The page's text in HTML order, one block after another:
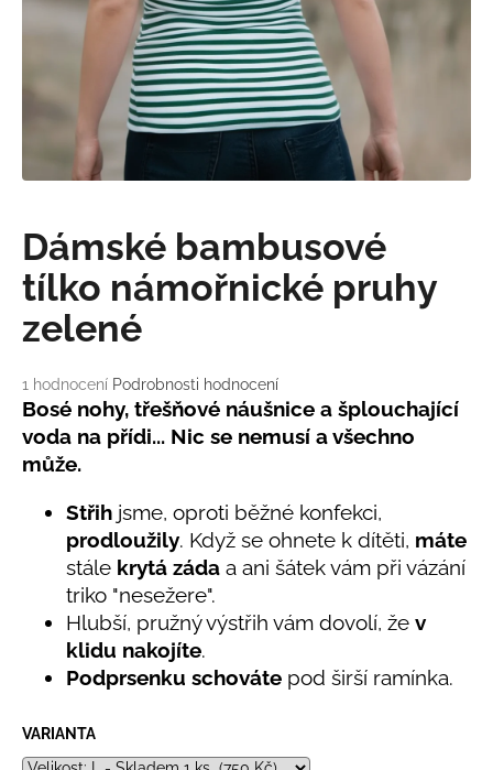
Průměrné
hodnocení
produktu
je
5,0
1 hodnocení Podrobnosti hodnocení
Dámské bambusové
tílko námořnické pruhy
zelené
Bosé nohy, třešňové náušnice a šplouchající
voda na přídi... Nic se nemusí a všechno
může.
Střih jsme, oproti běžné konfekci,
prodloužily. Když se ohnete k dítěti, máte
stále krytá záda a ani šátek vám při vázání
triko "nesežere".
Hlubší, pružný výstřih vám dovolí, že v
klidu nakojíte.
Podprsenku schováte pod širší ramínka.
VARIANTA
a
í
HLEDAT
o
p
o
r
u
LETNÍ
TYRKYSOVÉ
KORÁLKY